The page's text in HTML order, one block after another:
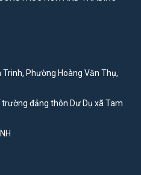
Phường Hoàng Văn Thụ,
đảng thôn Dư Dụ xã Tam